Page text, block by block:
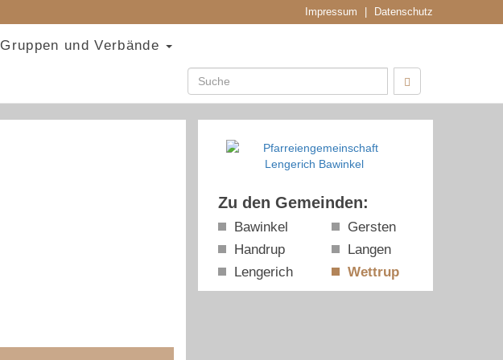
Impressum Datenschutz
Gruppen und Verbände
Zu den Gemeinden:
Bawinkel
Gersten
Handrup
Langen
Lengerich
Wettrup